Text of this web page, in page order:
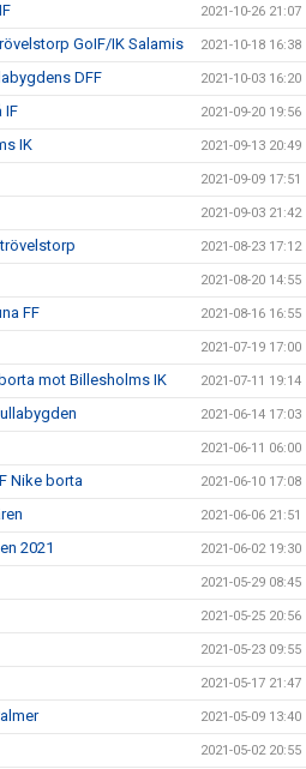
2021-10-26 21:07
GoIF/IK Salamis 2021-10-18 16:38
DFF 2021-10-03 16:20
IF 2021-09-20 19:56
IK 2021-09-13 20:49
2021-09-09 17:51
2021-09-03 21:42
2021-08-23 17:12
2021-08-20 14:55
FF 2021-08-16 16:55
2021-07-19 17:00
mot Billesholms IK 2021-07-11 19:14
2021-06-14 17:03
2021-06-11 06:00
Nike borta 2021-06-10 17:08
2021-06-06 21:51
2021 2021-06-02 19:30
2021-05-29 08:45
2021-05-25 20:56
2021-05-23 09:55
2021-05-17 21:47
2021-05-09 13:40
2021-05-02 20:55